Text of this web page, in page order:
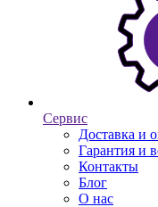
Сервис
Доставка и
Гарантия и
Контакты
Блог
О нас